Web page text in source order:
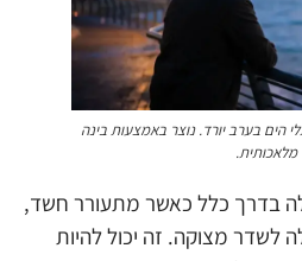
הים בערב יורד.
בדרך כלל כאשר מתעורר חשד,
לשדר מצוקה. זה יכול להיות